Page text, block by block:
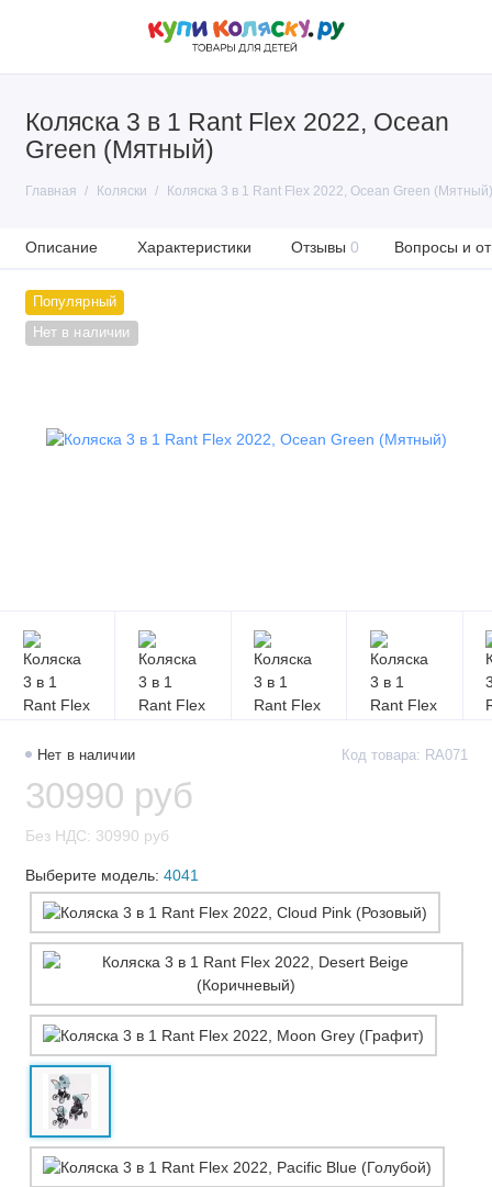
Коляска 3 в 1 Rant Flex 2022, Ocean
Green (Мятный)
Главная Коляски Коляска 3 в 1 Rant Flex 2022, Ocean Green (Мятный)
Описание Характеристики Отзывы 0 Вопросы и
Популярный
Нет в наличии
Нет в наличии Код товара: RA071
30990 руб
Без НДС: 30990 руб
Выберите модель: 4041